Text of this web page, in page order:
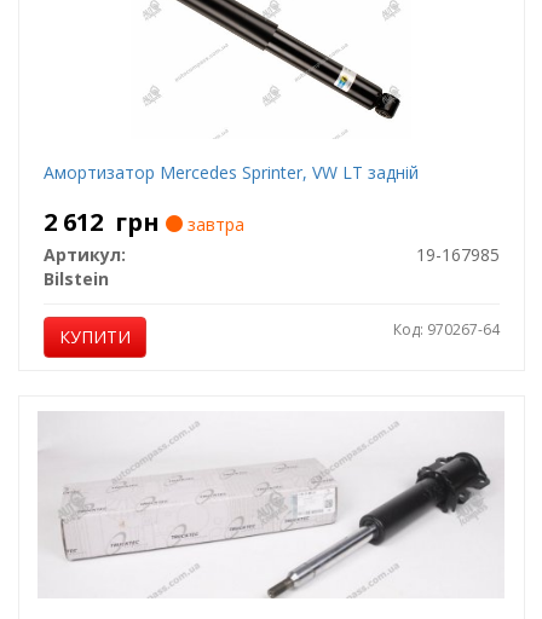
Амортизатор Mercedes Sprinter, VW LT задній
2 612 грн
завтра
Артикул:
19-167985
Bilstein
КУПИТИ Код: 970267-64